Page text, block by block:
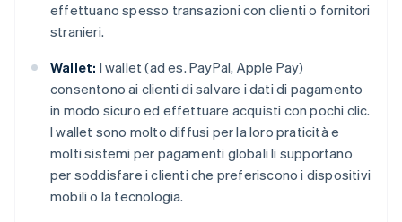
effettuano spesso transazioni con clienti o fornitori
stranieri.
Wallet: I wallet (ad es. PayPal, Apple Pay)
consentono ai clienti di salvare i dati di pagamento
in modo sicuro ed effettuare acquisti con pochi clic.
I wallet sono molto diffusi per la loro praticità e
molti sistemi per pagamenti globali li supportano
per soddisfare i clienti che preferiscono i dispositivi
mobili o la tecnologia.